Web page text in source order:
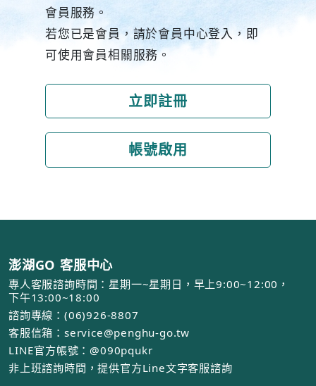
會員服務。
若您已是會員，請於會員中心登入，即
可使用會員相關服務。
立即註冊
帳號啟用
澎湖GO 客服中心
專人客服諮詢時間：星期一~星期日，早上9:00~12:00，
下午13:00~18:00
諮詢專線：(06)926-8807
客服信箱：service@penghu-go.tw
LINE官方帳號：@090pqukr
非上班諮詢時間，提供官方Line文字客服諮詢